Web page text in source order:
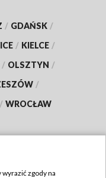
/ GDAŃSK /
/ KIELCE /
/ OLSZTYN /
/
/ WROCŁAW
zgody na